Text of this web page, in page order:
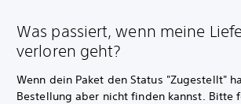
Was passiert, wenn meine
verloren geht?
Wenn dein Paket den Status "Zugestellt"
Bestellung aber nicht finden kannst. Bitte